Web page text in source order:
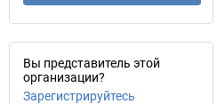
Вы представитель этой
организации?
Зарегистрируйтесь